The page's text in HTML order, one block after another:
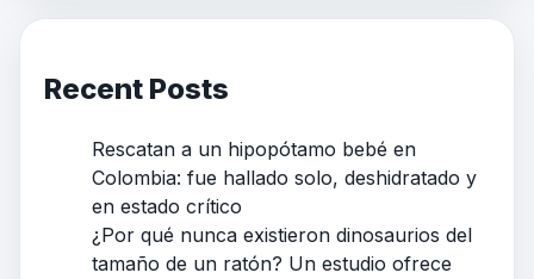
Recent Posts
Rescatan a un hipopótamo bebé en
Colombia: fue hallado solo, deshidratado y
en estado crítico
¿Por qué nunca existieron dinosaurios del
tamaño de un ratón? Un estudio ofrece